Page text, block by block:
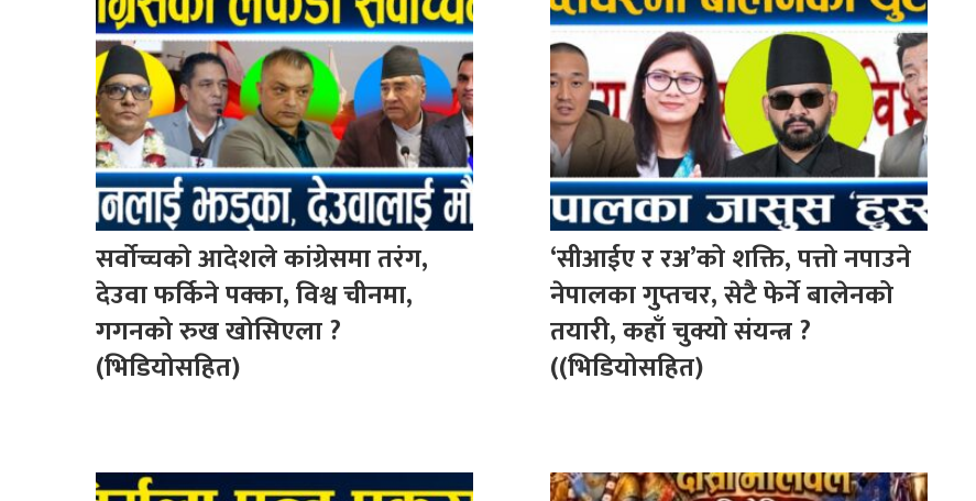
सर्वोच्चको आदेशले कांग्रेसमा तरंग,
देउवा फर्किने पक्का, विश्व चीनमा,
गगनको रुख खोसिएला ?
(भिडियोसहित)
‘सीआईए र रअ’को शक्ति, पत्तो नपाउने
नेपालका गुप्तचर, सेटै फेर्ने बालेनको
तयारी, कहाँ चुक्यो संयन्त्र ?
((भिडियोसहित)